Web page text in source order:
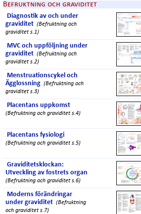
Befruktning och graviditet
Diagnostik av och under
graviditet (Befruktning och
graviditet s.1)
MVC och uppföljning under
graviditet (Befruktning och
graviditet s.2)
Menstruationscykel och
Ägglossning (Befruktning och
graviditet s.3)
Placentans uppkomst
(Befruktning och graviditet s.4)
Placentans fysiologi
(Befruktning och graviditet s.5)
Graviditetsklockan:
Utveckling av fostrets organ
(Befruktning och graviditet s.6)
Moderns förändringar
under graviditet (Befruktning
och graviditet s.7)